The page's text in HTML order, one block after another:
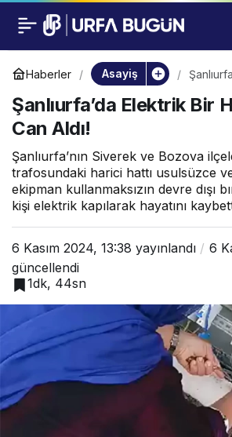
Haberler Asayiş
Şanlıurfa’da Elektrik Bir
Can Aldı!
Şanlıurfa’nın Siverek ve Bozova
trafosundaki harici hattı usulsüzce
ekipman kullanmaksızın devre dışı
kişi elektrik kapılarak hayatını
6 Kasım 2024, 13:38 yayınlandı
6
güncellendi
1dk, 44sn
Şanlıurfa’da Elektrik
Bir Haftada 3 Can
Aldı!